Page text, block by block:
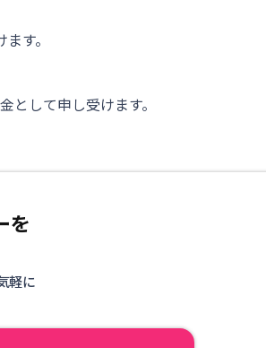
す。
して申し受けます。
を
軽に